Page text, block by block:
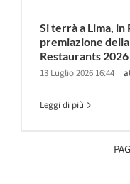
Si terrà a Lima,
premiazione
Restaurants 2026
13 Luglio 2026 16:44 |
Leggi di più